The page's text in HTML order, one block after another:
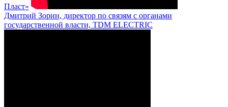
Пласт»
Дмитрий Зорин, директор по связям с органами
государственной власти, TDM ELECTRIC